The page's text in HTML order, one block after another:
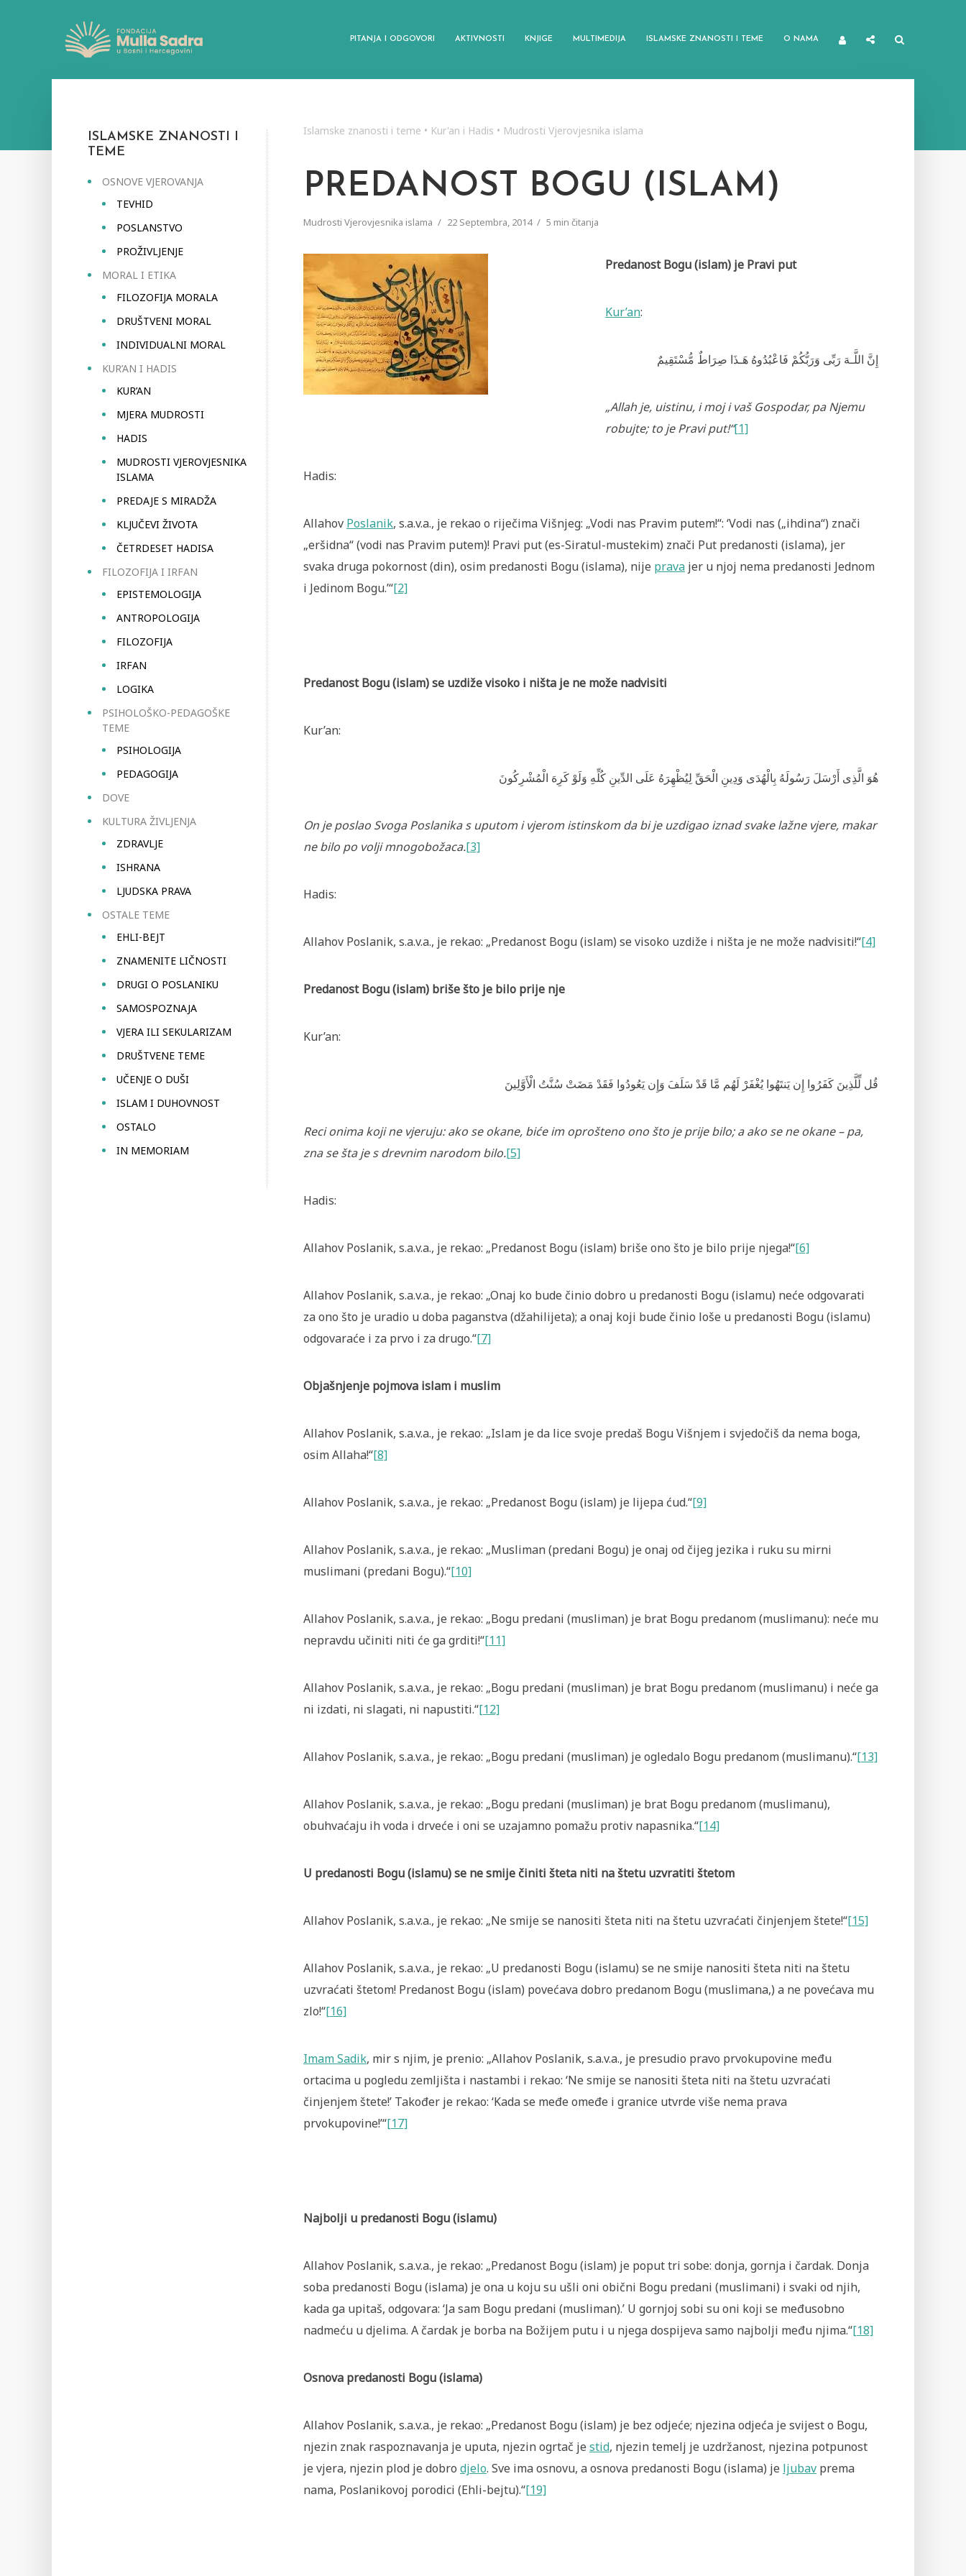
PITANJA I ODGOVORI AKTIVNOSTI KNJIGE MULTIMEDIJA ISLAMSKE ZNANOSTI I TEME O NAMA
ISLAMSKE ZNANOSTI I
TEME
OSNOVE VJEROVANJA
TEVHID
POSLANSTVO
PROŽIVLJENJE
MORAL I ETIKA
FILOZOFIJA MORALA
DRUŠTVENI MORAL
INDIVIDUALNI MORAL
KUR’AN I HADIS
KUR’AN
MJERA MUDROSTI
HADIS
MUDROSTI VJEROVJESNIKA
ISLAMA
PREDAJE S MIRADŽA
KLJUČEVI ŽIVOTA
ČETRDESET HADISA
FILOZOFIJA I IRFAN
EPISTEMOLOGIJA
ANTROPOLOGIJA
FILOZOFIJA
IRFAN
LOGIKA
PSIHOLOŠKO-PEDAGOŠKE
TEME
PSIHOLOGIJA
PEDAGOGIJA
DOVE
KULTURA ŽIVLJENJA
ZDRAVLJE
ISHRANA
LJUDSKA PRAVA
OSTALE TEME
EHLI-BEJT
ZNAMENITE LIČNOSTI
DRUGI O POSLANIKU
SAMOSPOZNAJA
VJERA ILI SEKULARIZAM
DRUŠTVENE TEME
UČENJE O DUŠI
ISLAM I DUHOVNOST
OSTALO
IN MEMORIAM
Islamske znanosti i teme • Kur'an i Hadis • Mudrosti Vjerovjesnika islama
PREDANOST BOGU (ISLAM)
Mudrosti Vjerovjesnika islama 22 Septembra, 2014 5 min čitanja
Predanost Bogu (islam) je Pravi put
Kur’an:
إِنَّ اللَّـهَ رَبِّى وَرَبُّكُمْ فَاعْبُدُوهُ هَـذَا صِرَاطٌ مُّسْتَقِيمٌ
„Allah je, uistinu, i moj i vaš Gospodar, pa Njemu
robujte; to je Pravi put!“[1]
Hadis:
Allahov Poslanik, s.a.v.a., je rekao o riječima Višnjeg: „Vodi nas Pravim putem!“: ‘Vodi nas („ihdina“) znači
„eršidna“ (vodi nas Pravim putem)! Pravi put (es-Siratul-mustekim) znači Put predanosti (islama), jer
svaka druga pokornost (din), osim predanosti Bogu (islama), nije prava jer u njoj nema predanosti Jednom
i Jedinom Bogu.’“[2]
Predanost Bogu (islam) se uzdiže visoko i ništa je ne može nadvisiti
Kur’an:
هُوَ الَّذِى أَرْسَلَ رَسُولَهُ بِالْهُدَى وَدِينِ الْحَقِّ لِيُظْهِرَهُ عَلَى الدِّينِ كُلِّهِ وَلَوْ كَرِهَ الْمُشْرِكُونَ
On je poslao Svoga Poslanika s uputom i vjerom istinskom da bi je uzdigao iznad svake lažne vjere, makar
ne bilo po volji mnogobožaca.[3]
Hadis:
Allahov Poslanik, s.a.v.a., je rekao: „Predanost Bogu (islam) se visoko uzdiže i ništa je ne može nadvisiti!“[4]
Predanost Bogu (islam) briše što je bilo prije nje
Kur’an:
قُل لِّلَّذِينَ كَفَرُوا إِن يَنتَهُوا يُغْفَرْ لَهُم مَّا قَدْ سَلَفَ وَإِن يَعُودُوا فَقَدْ مَضَتْ سُنَّتُ الْأَوَّلِينَ
Reci onima koji ne vjeruju: ako se okane, biće im oprošteno ono što je prije bilo; a ako se ne okane – pa,
zna se šta je s drevnim narodom bilo.[5]
Hadis:
Allahov Poslanik, s.a.v.a., je rekao: „Predanost Bogu (islam) briše ono što je bilo prije njega!“[6]
Allahov Poslanik, s.a.v.a., je rekao: „Onaj ko bude činio dobro u predanosti Bogu (islamu) neće odgovarati
za ono što je uradio u doba paganstva (džahilijeta); a onaj koji bude činio loše u predanosti Bogu (islamu)
odgovaraće i za prvo i za drugo.“[7]
Objašnjenje pojmova islam i muslim
Allahov Poslanik, s.a.v.a., je rekao: „Islam je da lice svoje predaš Bogu Višnjem i svjedočiš da nema boga,
osim Allaha!“[8]
Allahov Poslanik, s.a.v.a., je rekao: „Predanost Bogu (islam) je lijepa ćud.“[9]
Allahov Poslanik, s.a.v.a., je rekao: „Musliman (predani Bogu) je onaj od čijeg jezika i ruku su mirni
muslimani (predani Bogu).“[10]
Allahov Poslanik, s.a.v.a., je rekao: „Bogu predani (musliman) je brat Bogu predanom (muslimanu): neće mu
nepravdu učiniti niti će ga grditi!“[11]
Allahov Poslanik, s.a.v.a., je rekao: „Bogu predani (musliman) je brat Bogu predanom (muslimanu) i neće ga
ni izdati, ni slagati, ni napustiti.“[12]
Allahov Poslanik, s.a.v.a., je rekao: „Bogu predani (musliman) je ogledalo Bogu predanom (muslimanu).“[13]
Allahov Poslanik, s.a.v.a., je rekao: „Bogu predani (musliman) je brat Bogu predanom (muslimanu),
obuhvaćaju ih voda i drveće i oni se uzajamno pomažu protiv napasnika.“[14]
U predanosti Bogu (islamu) se ne smije činiti šteta niti na štetu uzvratiti štetom
Allahov Poslanik, s.a.v.a., je rekao: „Ne smije se nanositi šteta niti na štetu uzvraćati činjenjem štete!“[15]
Allahov Poslanik, s.a.v.a., je rekao: „U predanosti Bogu (islamu) se ne smije nanositi šteta niti na štetu
uzvraćati štetom! Predanost Bogu (islam) povećava dobro predanom Bogu (muslimana,) a ne povećava mu
zlo!“[16]
Imam Sadik, mir s njim, je prenio: „Allahov Poslanik, s.a.v.a., je presudio pravo prvokupovine među
ortacima u pogledu zemljišta i nastambi i rekao: ‘Ne smije se nanositi šteta niti na štetu uzvraćati
činjenjem štete!’ Također je rekao: ‘Kada se međe omeđe i granice utvrde više nema prava
prvokupovine!’“[17]
Najbolji u predanosti Bogu (islamu)
Allahov Poslanik, s.a.v.a., je rekao: „Predanost Bogu (islam) je poput tri sobe: donja, gornja i čardak. Donja
soba predanosti Bogu (islama) je ona u koju su ušli oni obični Bogu predani (muslimani) i svaki od njih,
kada ga upitaš, odgovara: ‘Ja sam Bogu predani (musliman).’ U gornjoj sobi su oni koji se međusobno
nadmeću u djelima. A čardak je borba na Božijem putu i u njega dospijeva samo najbolji među njima.“[18]
Osnova predanosti Bogu (islama)
Allahov Poslanik, s.a.v.a., je rekao: „Predanost Bogu (islam) je bez odjeće; njezina odjeća je svijest o Bogu,
njezin znak raspoznavanja je uputa, njezin ogrtač je stid, njezin temelj je uzdržanost, njezina potpunost
je vjera, njezin plod je dobro djelo. Sve ima osnovu, a osnova predanosti Bogu (islama) je ljubav prema
nama, Poslanikovoj porodici (Ehli-bejtu).“[19]